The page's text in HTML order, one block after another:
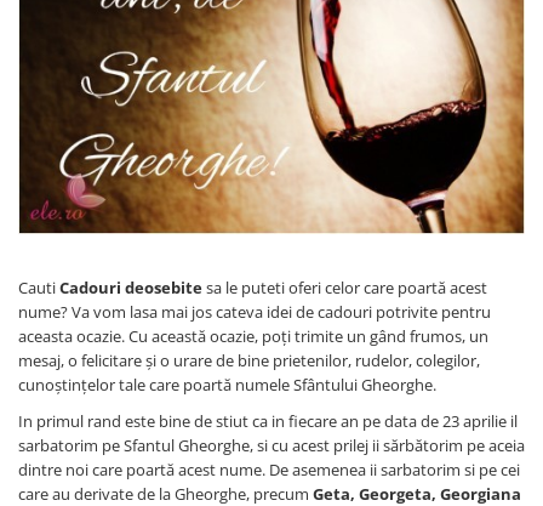
Seturi cadou barbati
Seturi cadou barbati portofel si curea
Ceasuri pentru EL
Cadouri craciun barbati
Cadouri personalizate barbati
Cadouri copii
Cadouri copii bebelusi 0+
Lenjerii de pat Disney
Cadouri copii 1 an
Cadouri craciun copii
Colectia Disney
Sticlă pentru apa Personalizată
Sepci personalizate
Sepci personalizate
Bannere personalizate scoli si gradinite
Caserole personalizate sandwich
Saculeti personalizati
Sticla de apa personalizata
CautiCadouri deosebitesa le puteti oferi celor care poartă acest
nume? Va vom lasa mai jos cateva idei de cadouri potrivite pentru
aceasta ocazie. Cu această ocazie, poţi trimite un gând frumos, un
mesaj, o felicitare şi o urare de bine prietenilor, rudelor, colegilor,
cunoştinţelor tale care poartă numele Sfântului Gheorghe.
In primul rand este bine de stiut ca in fiecare an pe data de 23 aprilie il
sarbatorim pe Sfantul Gheorghe, si cu acest prilej ii sărbătorim pe aceia
dintre noi care poartă acest nume. De asemenea ii sarbatorim si pe cei
care au derivate de la Gheorghe, precum Geta, Georgeta, Georgiana